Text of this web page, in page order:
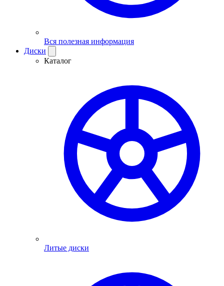
Вся полезная информация
Диски
Каталог
Литые диски